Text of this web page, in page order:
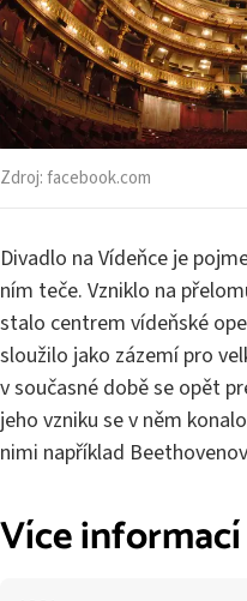
Zdroj:facebook.com
Divadlo na Vídeňce je
ním teče. Vzniklo na
stalo centrem vídeňské
sloužilo jako zázemí pro
v současné době se opět
jeho vzniku se v něm
nimi například
Více informací